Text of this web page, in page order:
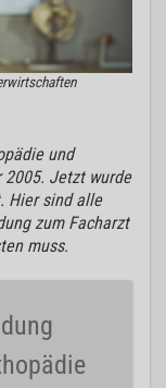
und
Jetzt wurde
Hier sind alle
zum Facharzt
muss.